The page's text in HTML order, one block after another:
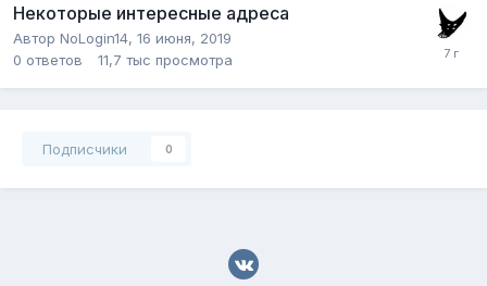
Некоторые интересные адреса
Автор NoLogin14, 16 июня, 2019
0 ответов 11,7 тыс просмотра
Подписчики 0